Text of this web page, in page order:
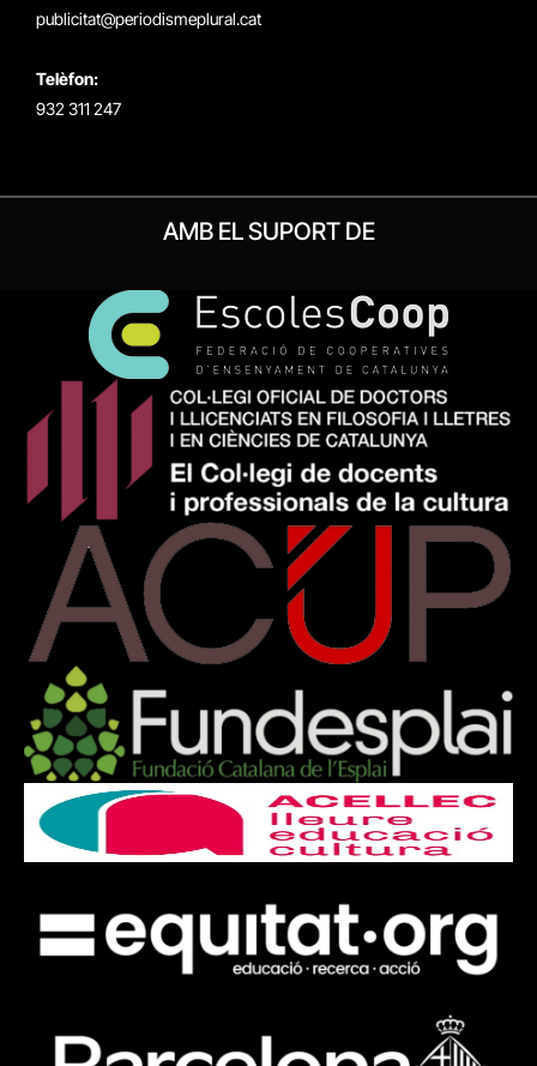
publicitat@periodismeplural.cat
Telèfon:
932 311 247
AMB EL SUPORT DE